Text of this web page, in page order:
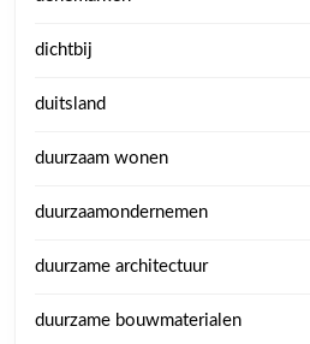
dichtbij
duitsland
duurzaam wonen
duurzaamondernemen
duurzame architectuur
duurzame bouwmaterialen